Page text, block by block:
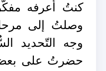
كنتُ أعرفه
وصلتُ إلى
وجه التّحديد
حضرتُ على بعض